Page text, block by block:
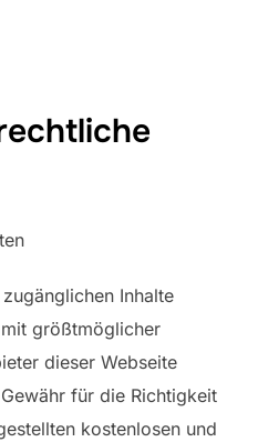
Inhalte
größtmöglicher
dieser Webseite
für die Richtigkeit
kostenlosen und